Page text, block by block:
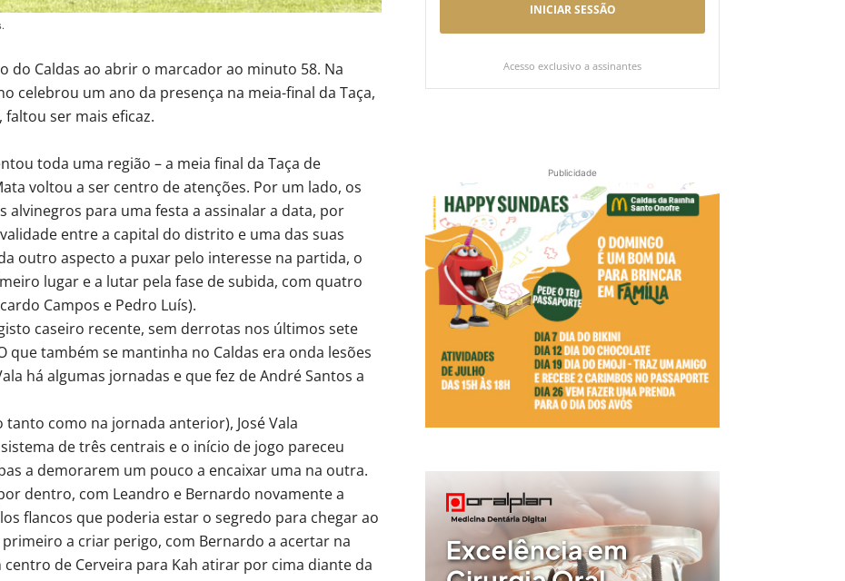
do Caldas ao abrir o marcador ao minuto 58. Na
celebrou um ano da presença na meia-final da Taça,
ser mais eficaz.
toda uma região – a meia final da Taça de
voltou a ser centro de atenções. Por um lado, os
para uma festa a assinalar a data, por
entre a capital do distrito e uma das suas
outro aspecto a puxar pelo interesse na partida, o
lugar e a lutar pela fase de subida, com quatro
Campos e Pedro Luís).
caseiro recente, sem derrotas nos últimos sete
que também se mantinha no Caldas era onda lesões
há algumas jornadas e que fez de André Santos a
como na jornada anterior), José Vala
de três centrais e o início de jogo pareceu
a demorarem um pouco a encaixar uma na outra.
dentro, com Leandro e Bernardo novamente a
flancos que poderia estar o segredo para chegar ao
a criar perigo, com Bernardo a acertar na
de Cerveira para Kah atirar por cima diante da
INICIAR SESSÃO
Acesso exclusivo a assinantes
Publicidade